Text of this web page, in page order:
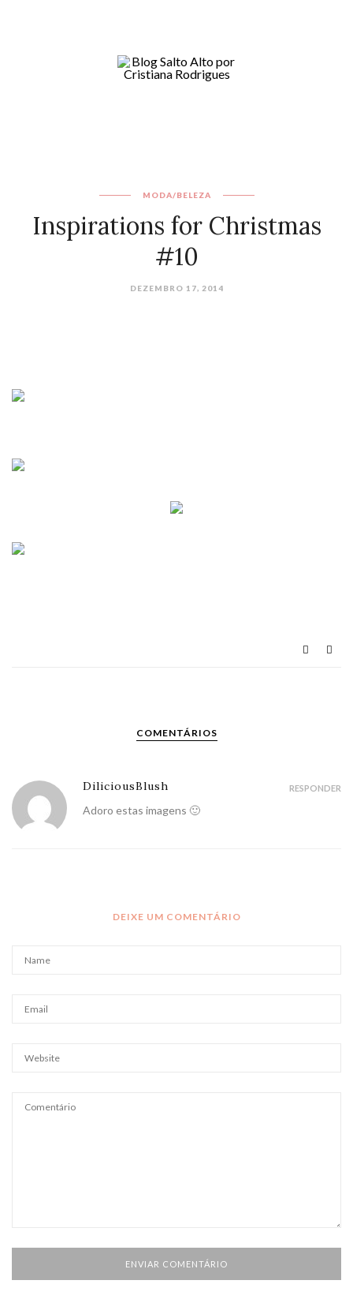
MODA/BELEZA
Inspirations for Christmas
#10
DEZEMBRO 17, 2014
COMENTÁRIOS
DiliciousBlush
Adoro estas imagens 🙂
RESPONDER
DEIXE UM COMENTÁRIO